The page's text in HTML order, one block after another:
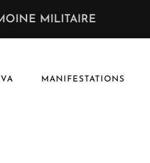
MILITAIRE
MANIFESTATIONS